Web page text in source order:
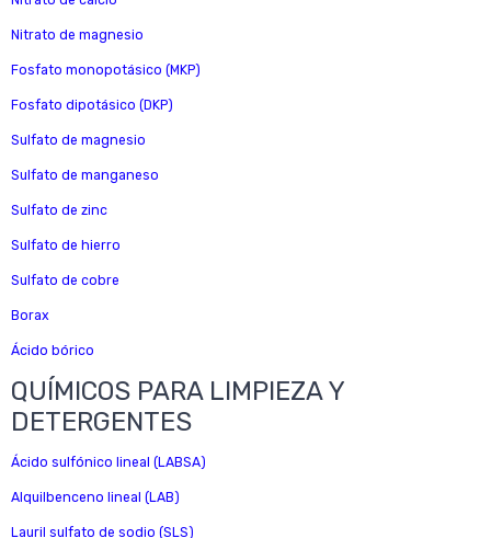
Nitrato de magnesio
Fosfato monopotásico (MKP)
Fosfato dipotásico (DKP)
Sulfato de magnesio
Sulfato de manganeso
Sulfato de zinc
Sulfato de hierro
Sulfato de cobre
Borax
Ácido bórico
QUÍMICOS PARA LIMPIEZA Y
DETERGENTES
Ácido sulfónico lineal (LABSA)
Alquilbenceno lineal (LAB)
Lauril sulfato de sodio (SLS)